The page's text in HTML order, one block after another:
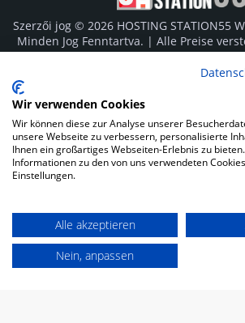
Szerzői jog © 2026 HOSTING STATION55
Minden Jog Fenntartva. | Alle Preise
Mehrwertsteuer von derzeit 19%. Die
sind Monatsgebühren und für die
Behörden und Öffentlichen Dienst auf
Tarifen möglich.
Logos und Markenzeichen sind
Hersteller. Irrtümer
Wir verwenden Cookies
Wir können diese zur Analyse unserer
unsere Webseite zu verbessern, personalisierte
Ihnen ein großartiges Webseiten-Erlebnis zu
Informationen zu den von uns verwendeten
Einstellungen.
Alle akzeptieren
Nein, anpassen